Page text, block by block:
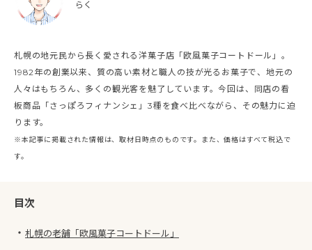
らく
札幌の地元民から長く愛される洋菓子店「欧風菓子コートドール」。
1982年の創業以来、質の高い素材と職人の技が光るお菓子で、地元の
人々はもちろん、多くの観光客を魅了しています。今回は、同店の看
板商品「さっぽろフィナンシェ」3種を食べ比べながら、その魅力に迫
ります。
※本記事に掲載された情報は、取材日時点のものです。また、価格はすべて税込で
す。
目次
・ 札幌の老舗「欧風菓子コートドール」